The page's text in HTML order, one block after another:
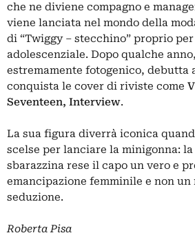
che ne diviene compagno e
viene lanciata nel mondo della
di “Twiggy – stecchino” proprio
adolescenziale. Dopo qualche
estremamente fotogenico, debutta
conquista le cover di riviste come
Seventeen, Interview.
La sua figura diverrà iconica
scelse per lanciare la minigonna:
sbarazzina rese il capo un vero e
emancipazione femminile e non
seduzione.
Roberta Pisa